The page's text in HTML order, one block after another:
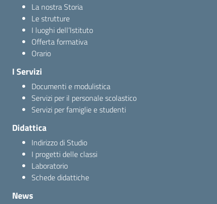
La nostra Storia
Le strutture
I luoghi dell’Istituto
Offerta formativa
Orario
I Servizi
Documenti e modulistica
Servizi per il personale scolastico
Servizi per famiglie e studenti
Didattica
Indirizzo di Studio
I progetti delle classi
Laboratorio
Schede didattiche
News